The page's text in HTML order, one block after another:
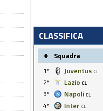
CLASSIFICA
# Squadra
1º Juventus CL
2º
Lazio CL
3º
Napoli CL
4º
Inter CL